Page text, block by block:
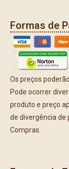
Formas de
Os preços
Pode ocorrer
produto e preço
de divergência de
Compras.